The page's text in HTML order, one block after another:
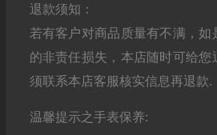
退款须知：
若有客户对商品质量有不满，如
的非责任损失，本店随时可给
须联系本店客服核实信息再退款.
温馨提示之手表保养: